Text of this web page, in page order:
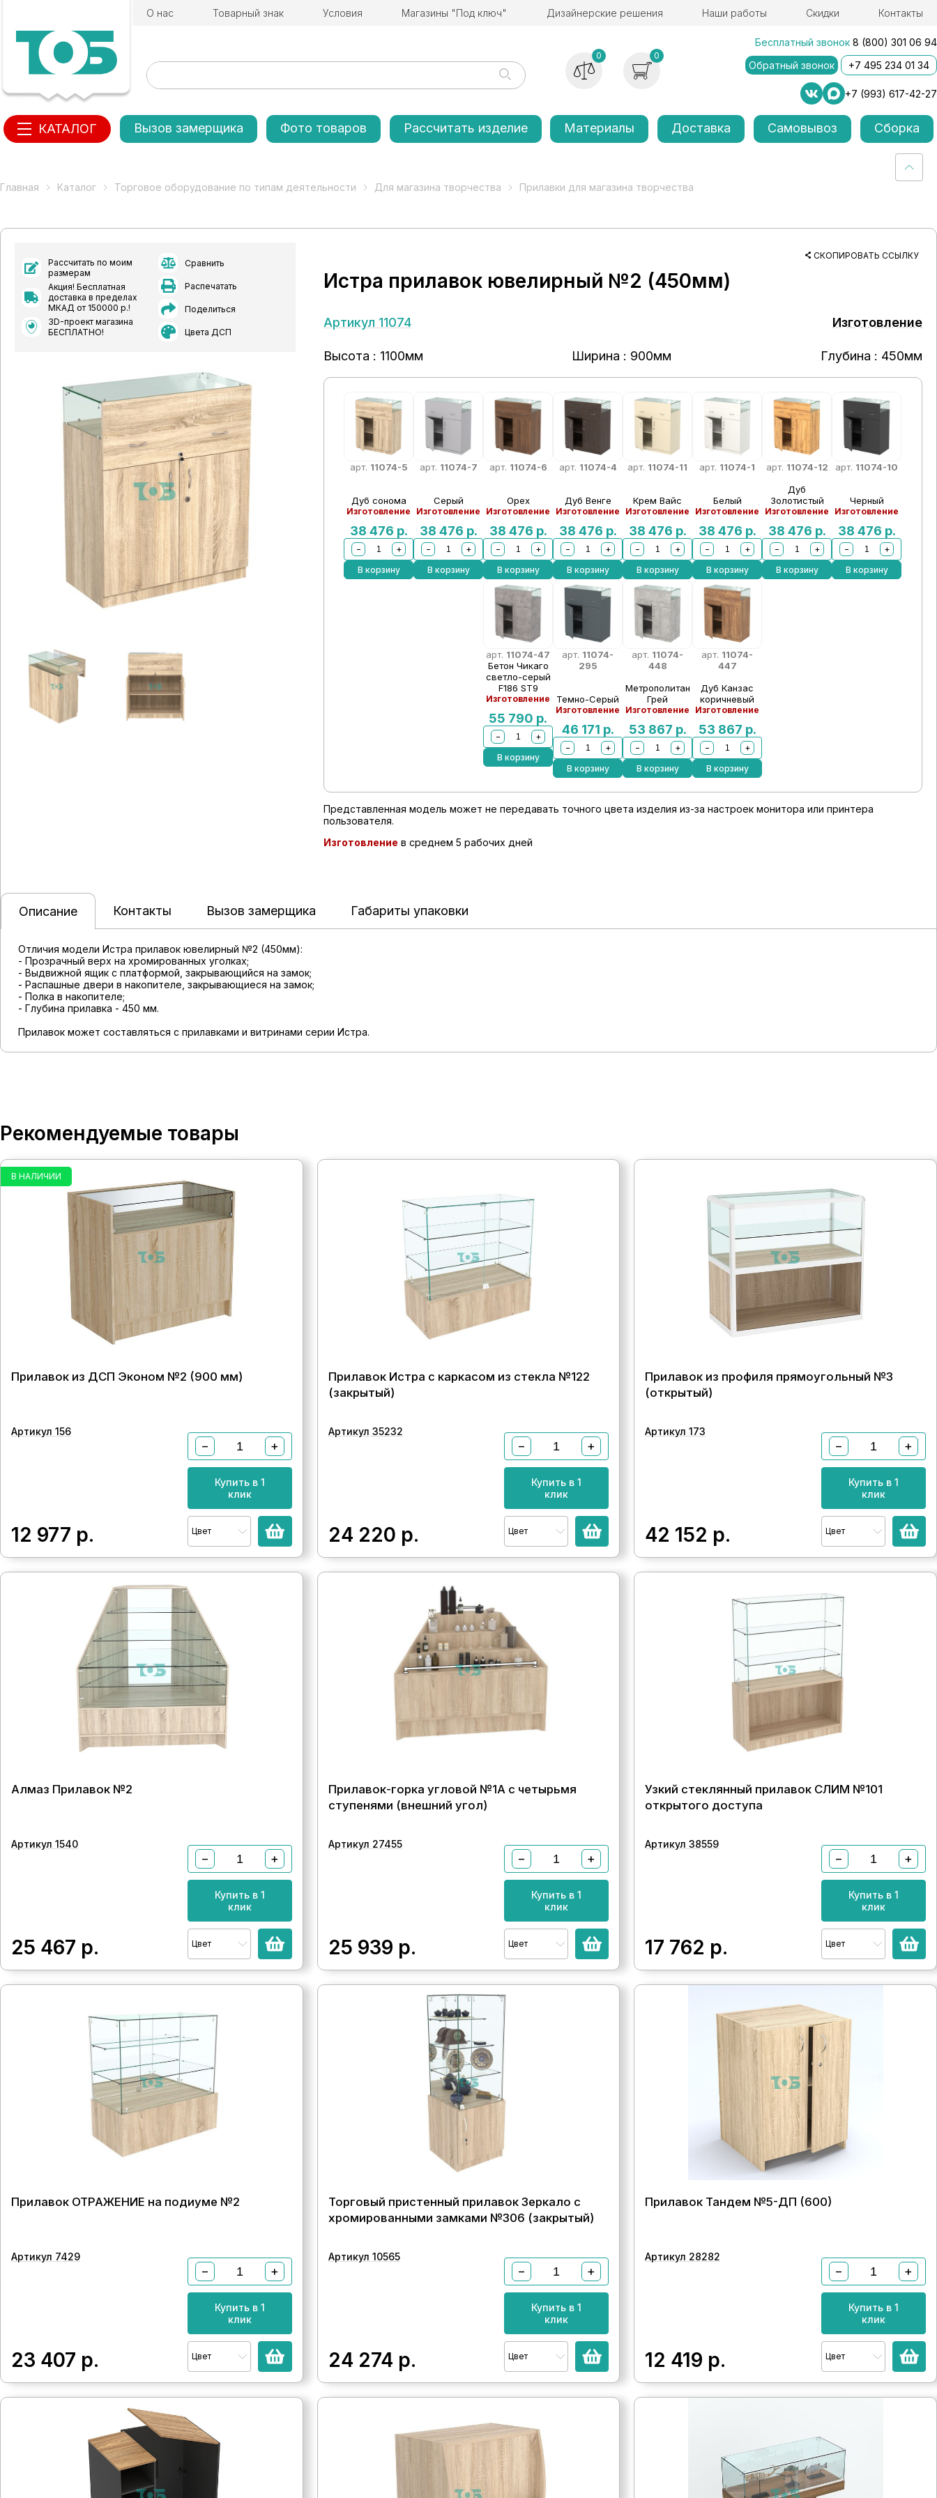
О нас Товарный знак Условия Магазины "Под ключ" Дизайнерские решения Наши работы Скидки Контакты
0 0
Бесплатный звонок 8 (800) 301 06 94
Обратный звонок
+7 495 234 01 34
+7 (993) 617-42-27
КАТАЛОГ Вызов замерщика Фото товаров Рассчитать изделие Материалы Доставка Самовывоз Сборка
Главная Каталог Торговое оборудование по типам деятельности Для магазина творчества Прилавки для магазина творчества
Рассчитать по моим
размерам
Акция! Бесплатная
доставка в пределах
МКАД от 150000 р.!
3D-проект магазина
БЕСПЛАТНО!
Сравнить
Распечатать
Поделиться
Цвета ДСП
СКОПИРОВАТЬ ССЫЛКУ
Истра прилавок ювелирный №2 (450мм)
Артикул 11074 Изготовление
Высота : 1100мм Ширина : 900мм Глубина : 450мм
арт. 11074-5
Дуб сонома
Изготовление
38 476 р.
−
+
В корзину
арт. 11074-7
Серый
Изготовление
38 476 р.
−
+
В корзину
арт. 11074-6
Орех
Изготовление
38 476 р.
−
+
В корзину
арт. 11074-4
Дуб Венге
Изготовление
38 476 р.
−
+
В корзину
арт. 11074-11
Крем Вайс
Изготовление
38 476 р.
−
+
В корзину
арт. 11074-1
Белый
Изготовление
38 476 р.
−
+
В корзину
арт. 11074-12
Дуб
Золотистый
Изготовление
38 476 р.
−
+
В корзину
арт. 11074-10
Черный
Изготовление
38 476 р.
−
+
В корзину
арт. 11074-47
Бетон Чикаго
светло-серый
F186 ST9
Изготовление
55 790 р.
−
+
В корзину
арт. 11074-
295
Темно-Серый
Изготовление
46 171 р.
−
+
В корзину
арт. 11074-
448
Метрополитан
Грей
Изготовление
53 867 р.
−
+
В корзину
арт. 11074-
447
Дуб Канзас
коричневый
Изготовление
53 867 р.
−
+
В корзину
Представленная модель может не передавать точного цвета изделия из-за настроек монитора или принтера
пользователя.
Изготовление в среднем 5 рабочих дней
Описание Контакты Вызов замерщика Габариты упаковки
Отличия модели Истра прилавок ювелирный №2 (450мм):
- Прозрачный верх на хромированных уголках;
- Выдвижной ящик с платформой, закрывающийся на замок;
- Распашные двери в накопителе, закрывающиеся на замок;
- Полка в накопителе;
- Глубина прилавка - 450 мм.
Прилавок может составляться с прилавками и витринами серии Истра.
Рекомендуемые товары
В НАЛИЧИИ
Прилавок из ДСП Эконом №2 (900 мм)
Артикул 156
12 977 р.
− +
Купить в 1
клик
Цвет
Прилавок Истра с каркасом из стекла №122
(закрытый)
Артикул 35232
24 220 р.
− +
Купить в 1
клик
Цвет
Прилавок из профиля прямоугольный №3
(открытый)
Артикул 173
42 152 р.
− +
Купить в 1
клик
Цвет
Алмаз Прилавок №2
Артикул 1540
25 467 р.
− +
Купить в 1
клик
Цвет
Прилавок-горка угловой №1А с четырьмя
ступенями (внешний угол)
Артикул 27455
25 939 р.
− +
Купить в 1
клик
Цвет
Узкий стеклянный прилавок СЛИМ №101
открытого доступа
Артикул 38559
17 762 р.
− +
Купить в 1
клик
Цвет
Прилавок ОТРАЖЕНИЕ на подиуме №2
Артикул 7429
23 407 р.
− +
Купить в 1
клик
Цвет
Торговый пристенный прилавок Зеркало с
хромированными замками №306 (закрытый)
Артикул 10565
24 274 р.
− +
Купить в 1
клик
Цвет
Прилавок Тандем №5-ДП (600)
Артикул 28282
12 419 р.
− +
Купить в 1
клик
Цвет